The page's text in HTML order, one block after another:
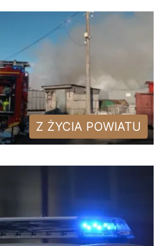
Z ŻYCIA POWIATU